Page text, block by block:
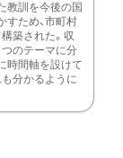
教訓を今後の国
すため、市町村
築された。収
のテーマに分
時間軸を設けて
分かるように